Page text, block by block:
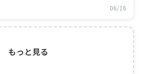
06/16
もっと見る